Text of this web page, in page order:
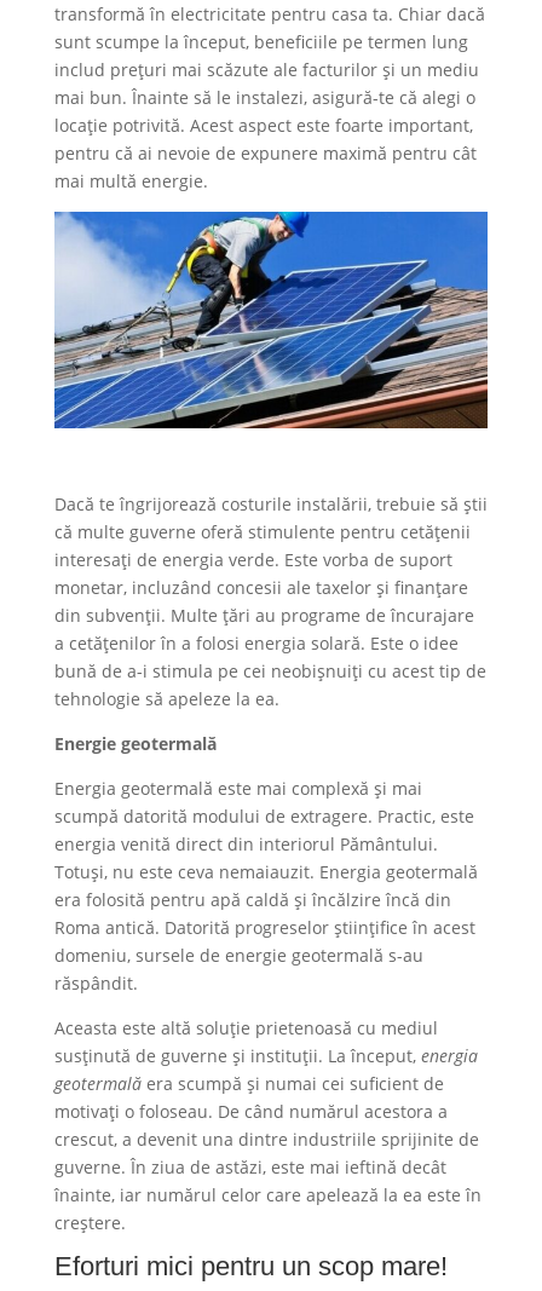
transformă în electricitate pentru casa ta. Chiar dacă
sunt scumpe la început, beneficiile pe termen lung
includ prețuri mai scăzute ale facturilor și un mediu
mai bun. Înainte să le instalezi, asigură-te că alegi o
locație potrivită. Acest aspect este foarte important,
pentru că ai nevoie de expunere maximă pentru cât
mai multă energie.
Dacă te îngrijorează costurile instalării, trebuie să știi
că multe guverne oferă stimulente pentru cetățenii
interesați de energia verde. Este vorba de suport
monetar, incluzând concesii ale taxelor și finanțare
din subvenții. Multe țări au programe de încurajare
a cetățenilor în a folosi energia solară. Este o idee
bună de a-i stimula pe cei neobișnuiți cu acest tip de
tehnologie să apeleze la ea.
Energie geotermală
Energia geotermală este mai complexă și mai
scumpă datorită modului de extragere. Practic, este
energia venită direct din interiorul Pământului.
Totuși, nu este ceva nemaiauzit. Energia geotermală
era folosită pentru apă caldă și încălzire încă din
Roma antică. Datorită progreselor științifice în acest
domeniu, sursele de energie geotermală s-au
răspândit.
Aceasta este altă soluție prietenoasă cu mediul
susținută de guverne și instituții. La început, energia
geotermalăera scumpă și numai cei suficient de
motivați o foloseau. De când numărul acestora a
crescut, a devenit una dintre industriile sprijinite de
guverne. În ziua de astăzi, este mai ieftină decât
înainte, iar numărul celor care apelează la ea este în
creștere.
Eforturi mici pentru un scop mare!